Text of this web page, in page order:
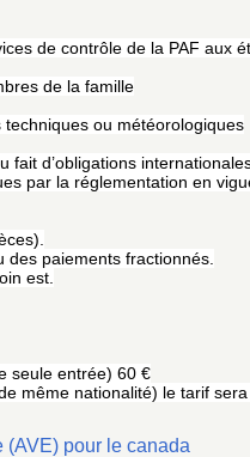
de contrôle de la PAF aux
de la famille
ou météorologiques
d’obligations
par la réglementation en
paiements fractionnés.
est.
seule entrée) 60 €
nationalité) le tarif
(AVE) pour le canada